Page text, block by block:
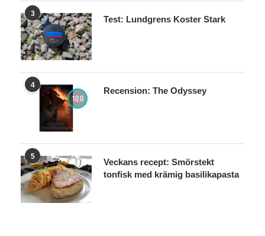
3
Test: Lundgrens Koster Stark
4
10.0
Recension: The Odyssey
5
Veckans recept: Smörstekt
tonfisk med krämig basilikapasta